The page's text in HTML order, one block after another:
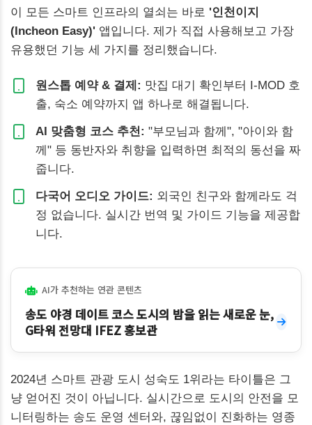
이 모든 스마트 인프라의 열쇠는 바로 '인천이지
(Incheon Easy)' 앱입니다. 제가 직접 사용해보고 가장
유용했던 기능 세 가지를 정리했습니다.
원스톱 예약 & 결제: 맛집 대기 확인부터 I-MOD 호
출, 숙소 예약까지 앱 하나로 해결됩니다.
AI 맞춤형 코스 추천: "부모님과 함께", "아이와 함
께" 등 동반자와 취향을 입력하면 최적의 동선을 짜
줍니다.
다국어 오디오 가이드: 외국인 친구와 함께라도 걱
정 없습니다. 실시간 번역 및 가이드 기능을 제공합
니다.
AI가 추천하는 연관 콘텐츠
송도 야경 데이트 코스 도시의 밤을 읽는 새로운 눈,
G타워 전망대 IFEZ 홍보관
2024년 스마트 관광 도시 성숙도 1위라는 타이틀은 그
냥 얻어진 것이 아닙니다. 실시간으로 도시의 안전을 모
니터링하는 송도 운영 센터와, 끊임없이 진화하는 영종